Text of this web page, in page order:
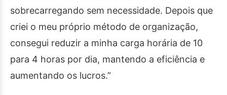
sobrecarregando sem necessidade. Depois que
criei o meu próprio método de organização,
consegui reduzir a minha carga horária de 10
para 4 horas por dia, mantendo a eficiência e
aumentando os lucros.”